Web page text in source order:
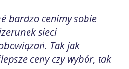
bardzo cenimy sobie
sieci
Tak jak
ceny czy wybór, tak